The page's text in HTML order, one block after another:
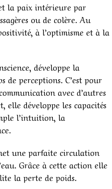
la paix intérieure par
ou de colère. Au
à l’optimisme et à la
développe la
de perceptions. C’est pour
avec d’autres
elle développe les capacités
l’intuition, la
une parfaite circulation
Grâce à cette action elle
la perte de poids.